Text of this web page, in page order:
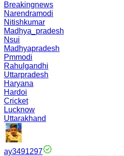
Breakingnews
Narendramodi
Nitishkumar
Madhya_pradesh
Nsui
Madhyapradesh
Pmmodi
Rahulgandhi
Uttarpradesh
Haryana
Hardoi
Cricket
Lucknow
Uttarakhand
ay3491297